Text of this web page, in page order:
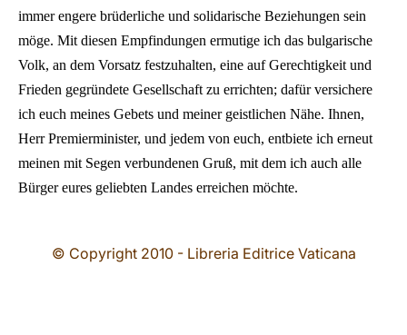
immer engere brüderliche und solidarische Beziehungen sein
möge. Mit diesen Empfindungen ermutige ich das bulgarische
Volk, an dem Vorsatz festzuhalten, eine auf Gerechtigkeit und
Frieden gegründete Gesellschaft zu errichten; dafür versichere
ich euch meines Gebets und meiner geistlichen Nähe. Ihnen,
Herr Premierminister, und jedem von euch, entbiete ich erneut
meinen mit Segen verbundenen Gruß, mit dem ich auch alle
Bürger eures geliebten Landes erreichen möchte.
© Copyright 2010 - Libreria Editrice Vaticana